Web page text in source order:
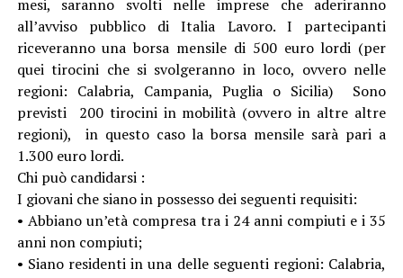
mesi, saranno svolti nelle imprese che aderiranno
all’avviso pubblico di Italia Lavoro. I partecipanti
riceveranno una borsa mensile di 500 euro lordi (per
quei tirocini che si svolgeranno in loco, ovvero nelle
regioni: Calabria, Campania, Puglia o Sicilia) Sono
previsti 200 tirocini in mobilità (ovvero in altre altre
regioni), in questo caso la borsa mensile sarà pari a
1.300 euro lordi.
Chi può candidarsi :
I giovani che siano in possesso dei seguenti requisiti:
• Abbiano un’età compresa tra i 24 anni compiuti e i 35
anni non compiuti;
• Siano residenti in una delle seguenti regioni: Calabria,